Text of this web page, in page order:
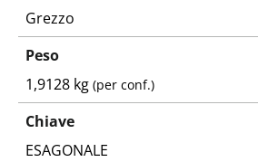
Grezzo
Peso
1,9128 kg(per conf.)
Chiave
ESAGONALE